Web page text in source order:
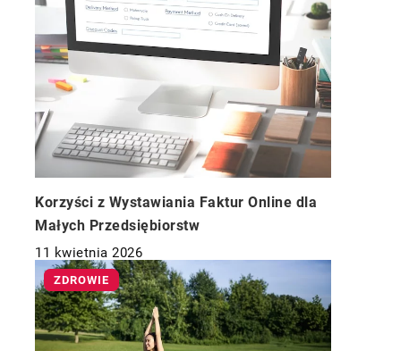
Korzyści z Wystawiania Faktur Online dla
Małych Przedsiębiorstw
11 kwietnia 2026
ZDROWIE